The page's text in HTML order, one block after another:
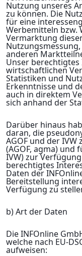
Nutzung unseres
zu können. Die
für eine
Werbemitteln bzw.
Vermarktung
anderen
Unser
wirtschaftlichen
Statistiken und
Erkenntnisse und
auch in direktem
sich anhand der
Darüber hinaus
daran, die
AGOF und der
(AGOF, agma) und
IVW) zur
berechtigtes
Daten der
Bereitstellung
Verfügung zu
b) Art der Daten
Die INFOnline
welche nach EU-
aufweisen: